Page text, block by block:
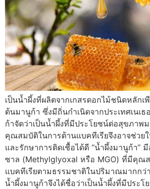
เป็นน้ำผึ้งที่ผลิตจากเกสรดอกไม้ชนิดหลักเ
ต้นมานูก้า ซึ่งมีถิ่นกำเนิดจากประเทศเนเ
ก้าจัดว่าเป็นน้ำผึ้งที่มีประโยชน์ต่อสุขภาพ
คุณสมบัติในการต้านแบคทีเรียจึงอาจช่วย
และรักษาการติดเชื้อได้ดี “น้ำผึ้งมานูก้า”
ซาล (Methylglyoxal หรือ MGO) ที่มีคุณ
แบคทีเรียตามธรรมชาติในปริมาณมากกว่
น้ำผึ้งมานูก้าจึงได้ชื่อว่าเป็นน้ำผึ้งที่มีประ